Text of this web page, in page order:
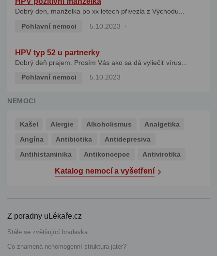
Dobrý den, manželka po xx letech přivezla z Východu...
Pohlavní nemoci
5.10.2023
HPV typ 52 u partnerky
Dobrý deň prajem. Prosím Vás ako sa dá vyliečiť vírus...
Pohlavní nemoci
5.10.2023
NEMOCI
Kašel Alergie Alkoholismus
Analgetika
Angína
Antibiotika
Antidepresiva
Antihistaminika
Antikoncepce Antivirotika
Katalog nemocí a vyšetření
Z poradny uLékaře.cz
Stále se zvětšující bradavka
Co znamená nehomogenní struktura jater?